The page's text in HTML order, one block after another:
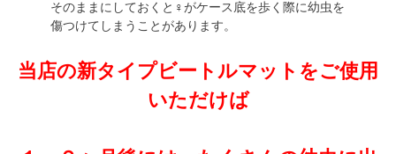
そのままにしておくと♀がケース底を歩く際に幼虫を
傷つけてしまうことがあります。
当店の新タイプビートルマットをご使用
いただけば